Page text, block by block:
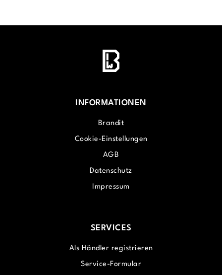
INFORMATIONEN
Brandit
Cookie-Einstellungen
AGB
Datenschutz
Impressum
SERVICES
Als Händler registrieren
Service-Formular